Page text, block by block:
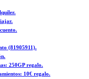
(81905911).
250GP regalo.
10€ regalo.